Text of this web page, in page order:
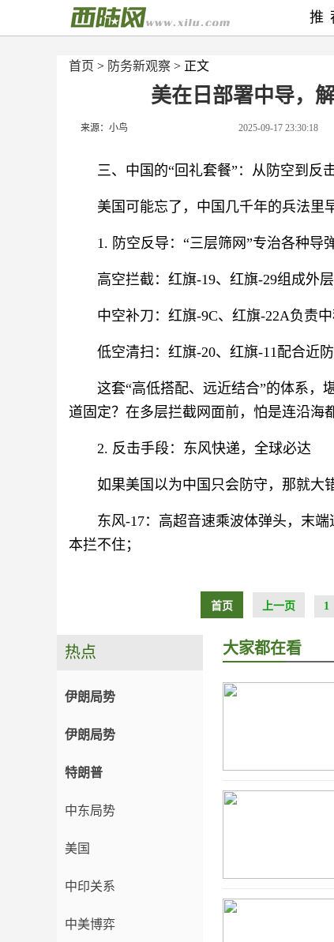
首页 > 防务新观察 > 正文
美在日部署中导，
来源：小鸟 2025-09-17 23:30:18
三、中国的“回礼套餐”：从防空到反
美国可能忘了，中国几千年的兵法里
1. 防空反导：“三层筛网”专治各种导
高空拦截：红旗-19、红旗-29组成外
中空补刀：红旗-9C、红旗-22A负责
低空清扫：红旗-20、红旗-11配合近
这套“高低搭配、远近结合”的体系，
道固定？在多层拦截网面前，怕是连沿海
2. 反击手段：东风快递，全球必达
如果美国以为中国只会防守，那就大
东风-17：高超音速乘波体弹头，末
本拦不住；
首页 上一页 1
推
热点
伊朗局势
伊朗局势
特朗普
中东局势
美国
中印关系
中美博弈
大家都在看